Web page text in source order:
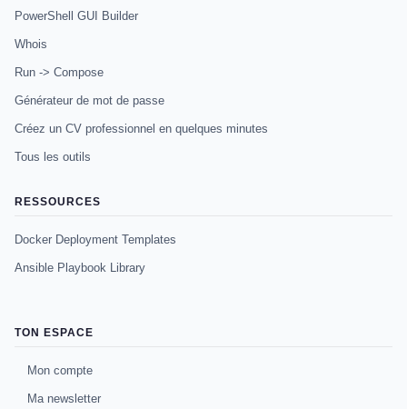
PowerShell GUI Builder
Whois
Run -> Compose
Générateur de mot de passe
Créez un CV professionnel en quelques minutes
Tous les outils
RESSOURCES
Docker Deployment Templates
Ansible Playbook Library
TON ESPACE
Mon compte
Ma newsletter